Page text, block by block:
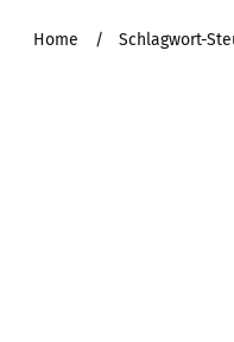
Home / Schlagwort-